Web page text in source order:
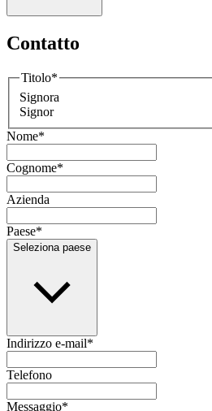
Contatto
Titolo*
Signora
Signor
Nome*
Cognome*
Azienda
Paese*
Seleziona paese
Indirizzo e-mail*
Telefono
Messaggio*